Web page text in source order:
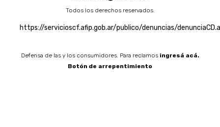
Todos los derechos reservados.
https://servicioscf.afip.gob.ar/publico/denuncias/
Defensa de las y los consumidores. Para reclamos ingresá acá.
Botón de arrepentimiento